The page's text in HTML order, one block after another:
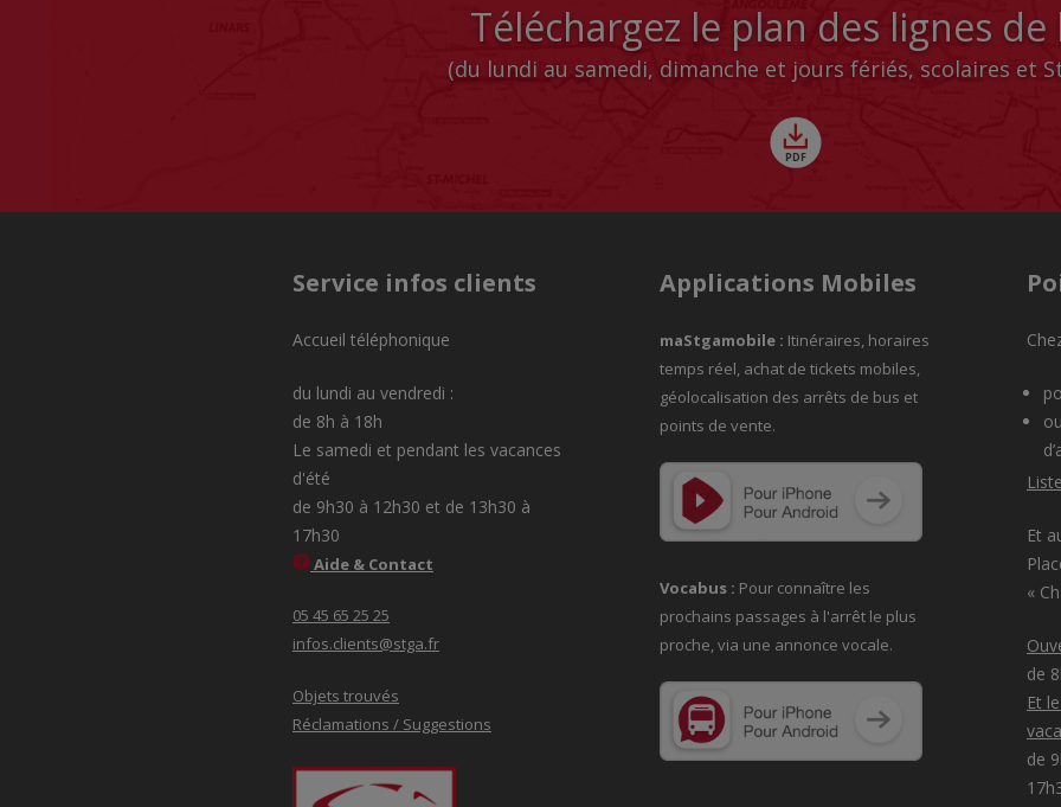
Téléchargez le plan des lignes de
(du lundi au samedi, dimanche et jours fériés, scolaires et
Service infos clients
Accueil téléphonique
du lundi au vendredi :
de 8h à 18h
Le samedi et pendant les vacances
d'été
de 9h30 à 12h30 et de 13h30 à
17h30
Aide & Contact
05 45 65 25 25
infos.clients@stga.fr
Objets trouvés
Réclamations / Suggestions
Applications Mobiles
maStgamobile : Itinéraires, horaires
temps réel, achat de tickets mobiles,
géolocalisation des arrêts de bus et
points de vente.
Vocabus : Pour connaître les
prochains passages à l'arrêt le plus
proche, via une annonce vocale.
Et
«
de
Et
de